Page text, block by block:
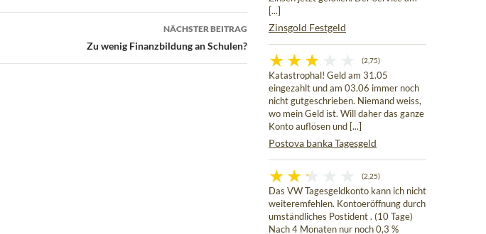
NÄCHSTER BEITRAG
Zu wenig Finanzbildung an Schulen?
[...]
Zinsgold Festgeld
(2,75)
Katastrophal! Geld am 31.05
eingezahlt und am 03.06 immer noch
nicht gutgeschrieben. Niemand weiss,
wo mein Geld ist. Will daher das ganze
Konto auflösen und [...]
Postova banka Tagesgeld
(2,25)
Das VW Tagesgeldkonto kann ich nicht
weiteremfehlen. Kontoeröffnung durch
umständliches Postident . (10 Tage)
Nach 4 Monaten nur noch 0,3 %